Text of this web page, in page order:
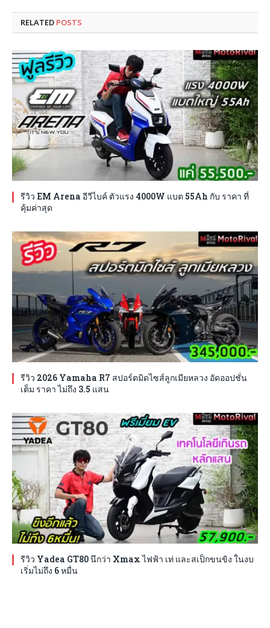
RELATED POSTS
รีวิว EM Arena อีวีไบค์ ตัวแรง 4000W แบต 55Ah กับ ราคา ที่
คุ้มค่าสุด
รีวิว 2026 Yamaha R7 สปอร์ตมิดไซส์ลูกเมียหลวง อัดออปชั่น
เต็ม ราคา ไม่ถึง 3.5 แสน
รีวิว Yadea GT80 นึกว่า Xmax ไฟฟ้า เท่ และสเป็กขนขิง ในงบ
เริ่มไม่ถึง 6 หมื่น